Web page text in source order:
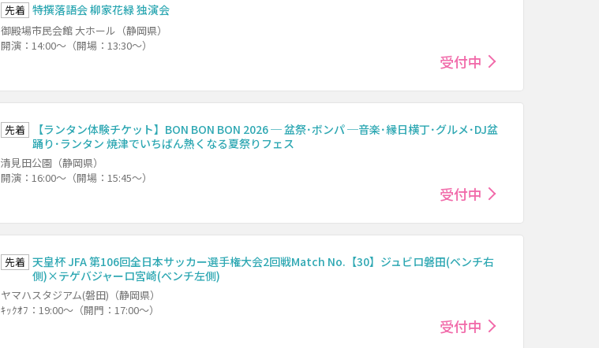
先着 特撰落語会 柳家花緑 独演会
御殿場市民会館 大ホール（静岡県）
開演：14:00～（開場：13:30～）
受付中
先着
【ランタン体験チケット】BON BON BON 2026 ─ 盆祭･ボンパ ─音楽･縁日横丁･グルメ･DJ盆
踊り･ランタン 焼津でいちばん熱くなる夏祭りフェス
清見田公園（静岡県）
開演：16:00～（開場：15:45～）
受付中
先着 天皇杯 JFA 第106回全日本サッカー選手権大会2回戦Match No.【30】ジュビロ磐田(ベンチ右
側)×テゲバジャーロ宮崎(ベンチ左側)
ヤマハスタジアム(磐田)（静岡県）
ｷｯｸｵﾌ：19:00～（開門：17:00～）
受付中